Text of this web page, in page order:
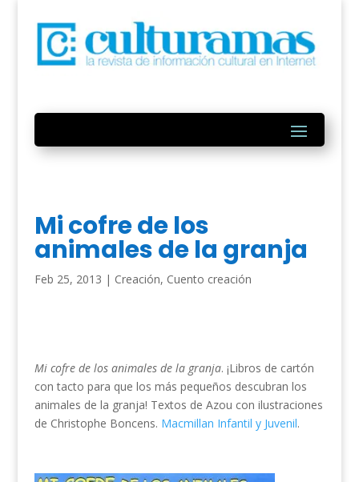
Mi cofre de los
animales de la granja
Feb 25, 2013 | Creación, Cuento creación
Mi cofre de los animales de la granja. ¡Libros de cartón
con tacto para que los más pequeños descubran los
animales de la granja! Textos de Azou con ilustraciones
de Christophe Boncens. Macmillan Infantil y Juvenil.